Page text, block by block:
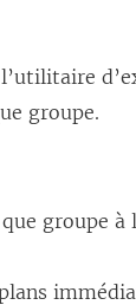
groupe.
groupe à